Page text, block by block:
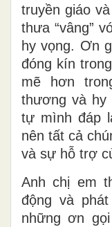
truyền giáo
thưa “vâng”
hy vọng. Ơn
đóng kín
mẽ hơn
thương và hy
tự mình đáp
nên tất cả
và sự hỗ trợ
Anh chị em
động và
những ơn